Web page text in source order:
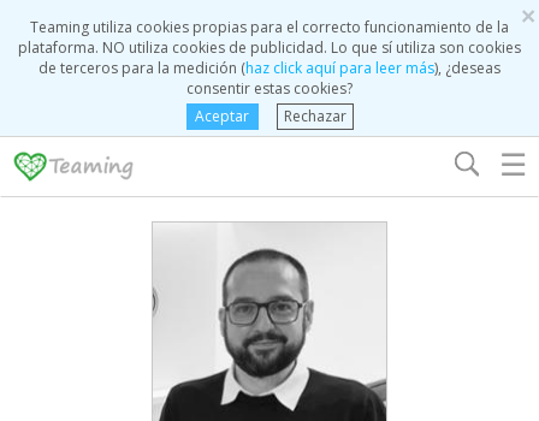
×
Teaming utiliza cookies propias para el correcto funcionamiento de la
plataforma. NO utiliza cookies de publicidad. Lo que sí utiliza son cookies
de terceros para la medición (haz click aquí para leer más), ¿deseas
consentir estas cookies?
Aceptar
Rechazar
☰